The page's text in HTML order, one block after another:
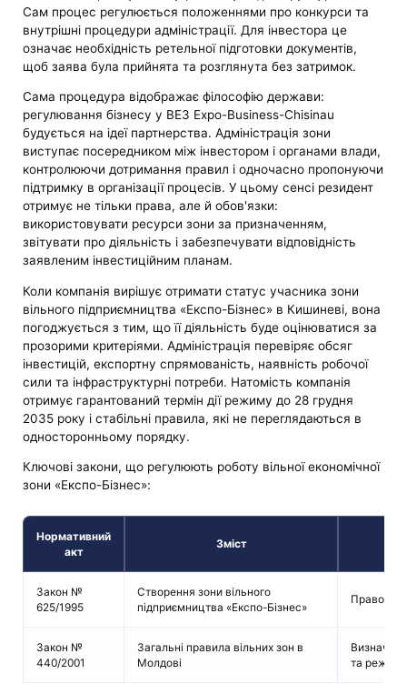
Сам процес регулюється положеннями про конкурси та
внутрішні процедури адміністрації. Для інвестора це
означає необхідність ретельної підготовки документів,
щоб заява була прийнята та розглянута без затримок.
Сама процедура відображає філософію держави:
регулювання бізнесу у ВЕЗ Expo-Business-Chisinau
будується на ідеї партнерства. Адміністрація зони
виступає посередником між інвестором і органами влади,
контролюючи дотримання правил і одночасно пропонуючи
підтримку в організації процесів. У цьому сенсі резидент
отримує не тільки права, але й обов'язки:
використовувати ресурси зони за призначенням,
звітувати про діяльність і забезпечувати відповідність
заявленим інвестиційним планам.
Коли компанія вирішує отримати статус учасника зони
вільного підприємництва «Експо-Бізнес» в Кишиневі, вона
погоджується з тим, що її діяльність буде оцінюватися за
прозорими критеріями. Адміністрація перевіряє обсяг
інвестицій, експортну спрямованість, наявність робочої
сили та інфраструктурні потреби. Натомість компанія
отримує гарантований термін дії режиму до 28 грудня
2035 року і стабільні правила, які не переглядаються в
односторонньому порядку.
Ключові закони, що регулюють роботу вільної економічної
зони «Експо-Бізнес»:
Нормативний
акт
Зміст
Закон №
625/1995
Створення зони вільного
підприємництва «Експо-Бізнес»
Правова
Закон №
440/2001
Загальні правила вільних зон в
Молдові
Визначає
та режим